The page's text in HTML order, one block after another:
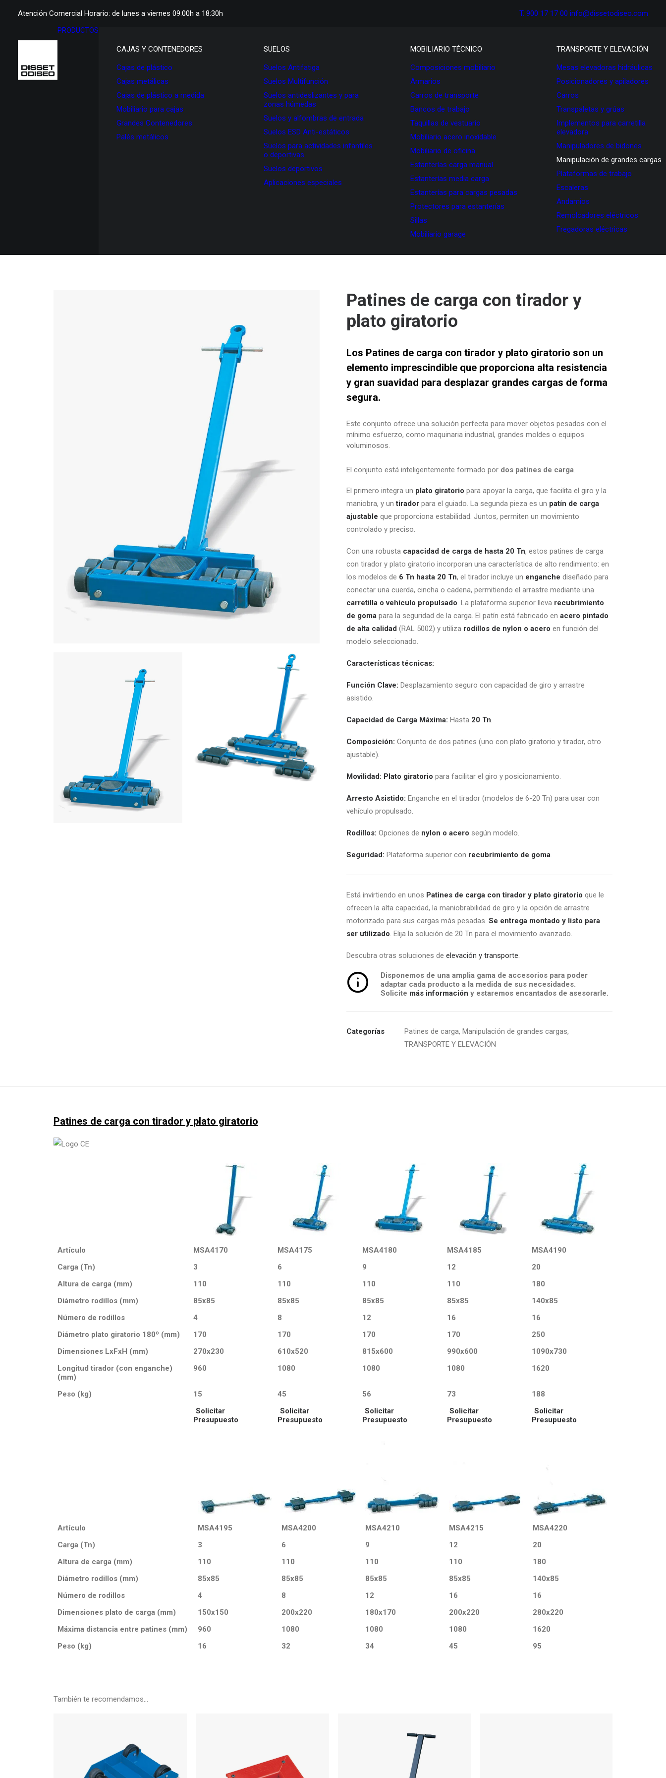
Atención Comercial Horario: de lunes a viernes 09:00h a 18:30h T. 900 17 17 00 info@dissetodiseo.com
PRODUCTOS
CAJAS Y CONTENEDORES
Cajas de plástico
Cajas metálicas
Cajas de plástico a medida
Mobiliario para cajas
Grandes Contenedores
Palés metálicos
SUELOS
Suelos Antifatiga
Suelos Multifunción
Suelos antideslizantes y para
zonas húmedas
Suelos y alfombras de entrada
Suelos ESD Anti-estáticos
Suelos para actividades infantiles
o deportivas
Suelos deportivos
Aplicaciones especiales
MOBILIARIO TÉCNICO
Composiciones mobiliario
Armarios
Carros de transporte
Bancos de trabajo
Taquillas de vestuario
Mobiliario acero inoxidable
Mobiliario de oficina
Estanterías carga manual
Estanterías media carga
Estanterías para cargas pesadas
Protectores para estanterías
Sillas
Mobiliario garage
TRANSPORTE Y ELEVACIÓN
Mesas elevadoras hidráulicas
Posicionadores y apiladores
Carros
Transpaletas y grúas
Implementos para carretilla
elevadora
Manipuladores de bidones
Manipulación de grandes cargas
Plataformas de trabajo
Escaleras
Andamios
Remolcadores eléctricos
Fregadoras eléctricas
Patines de carga con tirador y
plato giratorio
Los Patines de carga con tirador y plato giratorio son un
elemento imprescindible que proporciona alta resistencia
y gran suavidad para desplazar grandes cargas de forma
segura.
Este conjunto ofrece una solución perfecta para mover objetos pesados con el
mínimo esfuerzo, como maquinaria industrial, grandes moldes o equipos
voluminosos.
El conjunto está inteligentemente formado por dos patines de carga.
El primero integra un plato giratorio para apoyar la carga, que facilita el giro y la
maniobra, y untirador para el guiado. La segunda pieza es un patín de carga
ajustable que proporciona estabilidad. Juntos, permiten un movimiento
controlado y preciso.
Con una robusta capacidad de carga de hasta 20 Tn, estos patines de carga
con tirador y plato giratorio incorporan una característica de alto rendimiento: en
los modelos de 6 Tn hasta 20 Tn, el tirador incluye un enganche diseñado para
conectar una cuerda, cincha o cadena, permitiendo el arrastre mediante una
carretilla o vehículo propulsado. La plataforma superior lleva recubrimiento
de goma para la seguridad de la carga. El patín está fabricado en acero pintado
de alta calidad (RAL 5002) y utiliza rodillos de nylon o acero en función del
modelo seleccionado.
Características técnicas:
Función Clave: Desplazamiento seguro con capacidad de giro y arrastre
asistido.
Capacidad de Carga Máxima: Hasta 20 Tn.
Composición: Conjunto de dos patines (uno con plato giratorio y tirador, otro
ajustable).
Movilidad: Plato giratorio para facilitar el giro y posicionamiento.
Arresto Asistido: Enganche en el tirador (modelos de 6-20 Tn) para usar con
vehículo propulsado.
Rodillos: Opciones de nylon o acero según modelo.
Seguridad: Plataforma superior con recubrimiento de goma.
Está invirtiendo en unos Patines de carga con tirador y plato giratorio que le
ofrecen la alta capacidad, la maniobrabilidad de giro y la opción de arrastre
motorizado para sus cargas más pesadas. Se entrega montado y listo para
ser utilizado. Elija la solución de 20 Tn para el movimiento avanzado.
Descubra otras soluciones de elevación y transporte.
Disponemos de una amplia gama de accesorios para poder
adaptar cada producto a la medida de sus necesidades.
Solicite más información y estaremos encantados de asesorarle.
Categorías Patines de carga, Manipulación de grandes cargas,
TRANSPORTE Y ELEVACIÓN
Patines de carga con tirador y plato giratorio
Artículo MSA4170 MSA4175 MSA4180 MSA4185
MSA4190
Carga (Tn)
3 6 9 12
20
Altura de carga (mm)
110 110 110 110
180
Diámetro rodillos (mm)
85x85 85x85 85x85 85x85
140x85
Número de rodillos
4 8 12 16
16
Diámetro plato giratorio 180º (mm)
170 170 170 170
250
Dimensiones LxFxH (mm)
270x230 610x520 815x600 990x600
1090x730
Longitud tirador (con enganche)
(mm)
960 1080 1080 1080 1620
Peso (kg) 15 45 56 73
188
Solicitar
Presupuesto
Solicitar
Presupuesto
Solicitar
Presupuesto
Solicitar
Presupuesto
Solicitar
Presupuesto
Artículo MSA4195 MSA4200 MSA4210 MSA4215
MSA4220
Carga (Tn)
3 6 9 12
20
Altura de carga (mm)
110 110 110 110
180
Diámetro rodillos (mm)
85x85 85x85 85x85 85x85
140x85
Número de rodillos
4 8 12 16
16
Dimensiones plato de carga (mm)
150x150 200x220 180x170 200x220
280x220
Máxima distancia entre patines (mm)
960 1080 1080 1080
1620
Peso (kg)
16 32 34 45 95
También te recomendamos…